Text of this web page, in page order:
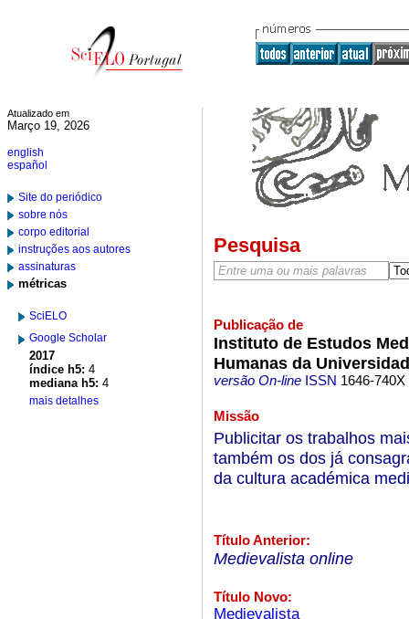
Atualizado em
Março 19, 2026
english
español
Site do periódico
sobre nós
corpo editorial
instruções aos autores
assinaturas
métricas
SciELO
Google Scholar
2017
índice h5: 4
mediana h5: 4
mais detalhes
Pesquisa
Publicação de
Instituto de Estudos
Humanas da
versão On-lineISSN 1646-740X
Missão
Publicitar os trabalhos
também os dos já
da cultura académica
Título Anterior:
Medievalista online
Título Novo:
Medievalista